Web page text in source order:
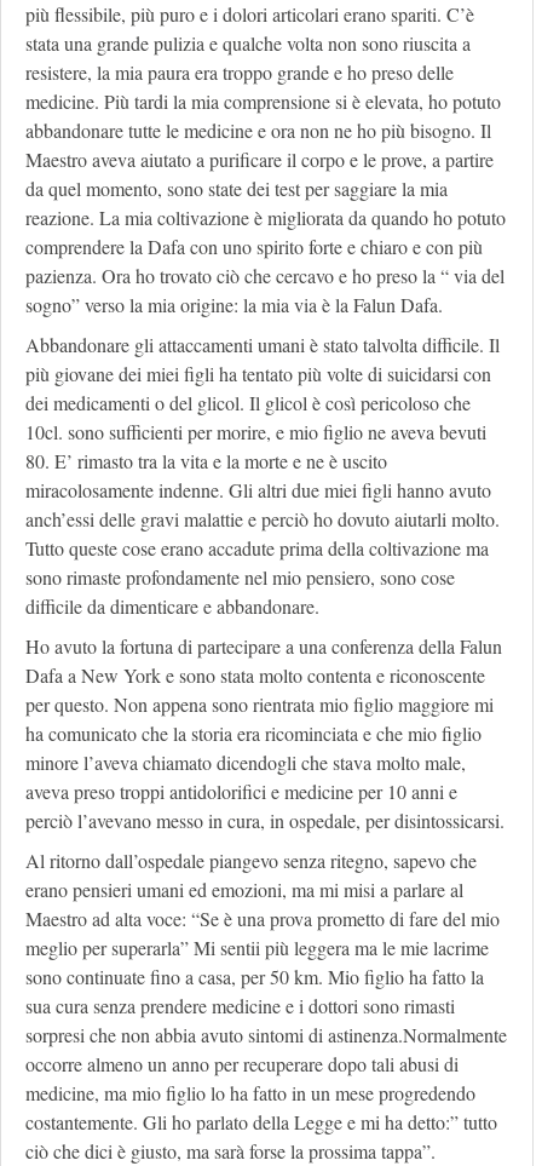
più flessibile, più puro e i dolori articolari erano spariti. C’è
stata una grande pulizia e qualche volta non sono riuscita a
resistere, la mia paura era troppo grande e ho preso delle
medicine. Più tardi la mia comprensione si è elevata, ho potuto
abbandonare tutte le medicine e ora non ne ho più bisogno. Il
Maestro aveva aiutato a purificare il corpo e le prove, a partire
da quel momento, sono state dei test per saggiare la mia
reazione. La mia coltivazione è migliorata da quando ho potuto
comprendere la Dafa con uno spirito forte e chiaro e con più
pazienza. Ora ho trovato ciò che cercavo e ho preso la “ via del
sogno” verso la mia origine: la mia via è la Falun Dafa.
Abbandonare gli attaccamenti umani è stato talvolta difficile. Il
più giovane dei miei figli ha tentato più volte di suicidarsi con
dei medicamenti o del glicol. Il glicol è così pericoloso che
10cl. sono sufficienti per morire, e mio figlio ne aveva bevuti
80. E’ rimasto tra la vita e la morte e ne è uscito
miracolosamente indenne. Gli altri due miei figli hanno avuto
anch’essi delle gravi malattie e perciò ho dovuto aiutarli molto.
Tutto queste cose erano accadute prima della coltivazione ma
sono rimaste profondamente nel mio pensiero, sono cose
difficile da dimenticare e abbandonare.
Ho avuto la fortuna di partecipare a una conferenza della Falun
Dafa a New York e sono stata molto contenta e riconoscente
per questo. Non appena sono rientrata mio figlio maggiore mi
ha comunicato che la storia era ricominciata e che mio figlio
minore l’aveva chiamato dicendogli che stava molto male,
aveva preso troppi antidolorifici e medicine per 10 anni e
perciò l’avevano messo in cura, in ospedale, per disintossicarsi.
Al ritorno dall’ospedale piangevo senza ritegno, sapevo che
erano pensieri umani ed emozioni, ma mi misi a parlare al
Maestro ad alta voce: “Se è una prova prometto di fare del mio
meglio per superarla” Mi sentii più leggera ma le mie lacrime
sono continuate fino a casa, per 50 km. Mio figlio ha fatto la
sua cura senza prendere medicine e i dottori sono rimasti
sorpresi che non abbia avuto sintomi di astinenza.Normalmente
occorre almeno un anno per recuperare dopo tali abusi di
medicine, ma mio figlio lo ha fatto in un mese progredendo
costantemente. Gli ho parlato della Legge e mi ha detto:” tutto
ciò che dici è giusto, ma sarà forse la prossima tappa”.